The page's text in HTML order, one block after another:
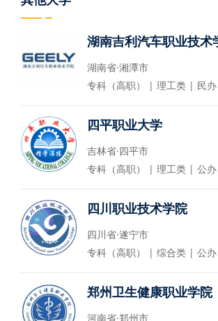
湖南吉利汽车职业技术
湖南省·湘潭市
专科（高职） | 理工类 | 民办
四平职业大学
吉林省·四平市
专科（高职） | 理工类 | 公办
四川职业技术学院
四川省·遂宁市
专科（高职） | 综合类 | 公办
郑州卫生健康职业学院
河南省·郑州市